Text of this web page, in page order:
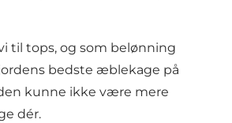
til tops, og som belønning
bedste æblekage på
kunne ikke være mere
dér.